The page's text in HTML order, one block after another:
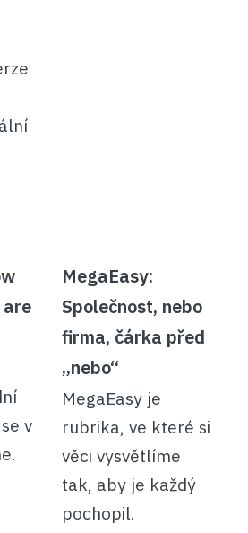
v
MegaEasy:
Společnost, nebo
firma, čárka před
„nebo“
MegaEasy je
rubrika, ve které si
věci vysvětlíme
tak, aby je každý
pochopil.